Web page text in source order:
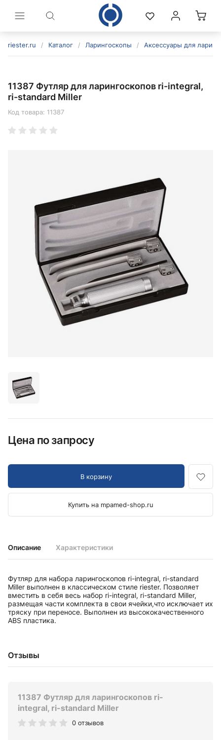
riester.ru / Каталог / Ларингоскопы / Аксессуары для
Описание Характеристики
Футляр для набора ларингоскопов ri-integral, ri-standard
Miller выполнен в классическом стиле riester. Позволяет
вместить в себя весь набор ri-integral, ri-standard Miller,
размещая части комплекта в свои ячейки,что исключает их
тряску при переносе. Выполнен из высококачественного
ABS пластика.
Отзывы
11387 Футляр для ларингоскопов ri-
integral, ri-standard Miller
0 отзывов
11387 Футляр для ларингоскопов ri-integral,
ri-standard Miller
Код товара: 11387
Цена по запросу
В корзину
Купить на mpamed-shop.ru